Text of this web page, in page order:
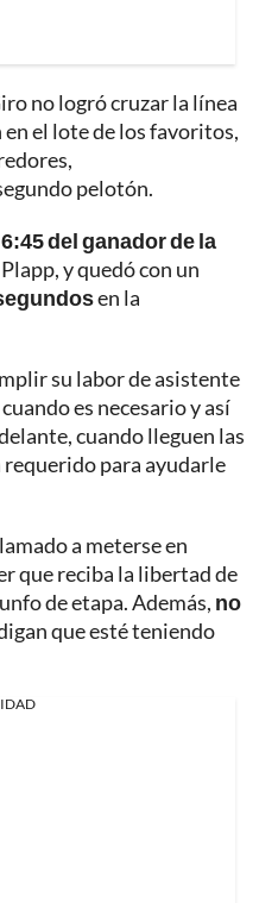
no logró cruzar la línea
el lote de los favoritos,
pelotón.
del ganador de la
y quedó con un
en la
su labor de asistente
es necesario y así
cuando lleguen las
requerido para ayudarle
a meterse en
que reciba la libertad de
de etapa. Además, no
que esté teniendo